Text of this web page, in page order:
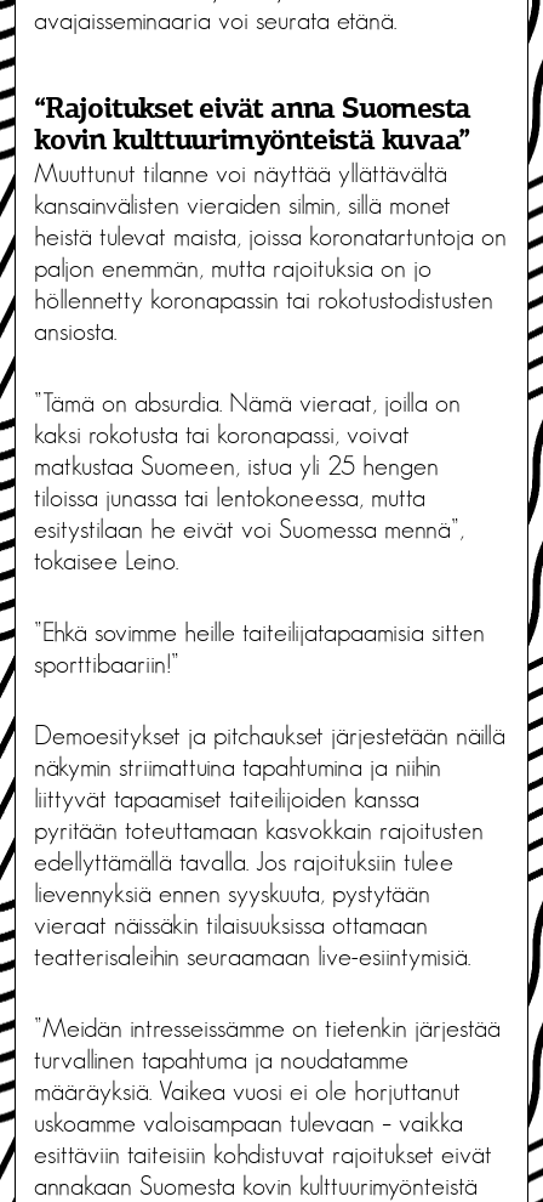
avajaisseminaaria voi seurata etänä.
“Rajoitukset eivät anna Suomesta
kovin kulttuurimyönteistä kuvaa”
Muuttunut tilanne voi näyttää yllättävältä
kansainvälisten vieraiden silmin, sillä monet
heistä tulevat maista, joissa koronatartuntoja on
paljon enemmän, mutta rajoituksia on jo
höllennetty koronapassin tai rokotustodistusten
ansiosta.
”Tämä on absurdia. Nämä vieraat, joilla on
kaksi rokotusta tai koronapassi, voivat
matkustaa Suomeen, istua yli 25 hengen
tiloissa junassa tai lentokoneessa, mutta
esitystilaan he eivät voi Suomessa mennä”,
tokaisee Leino.
”Ehkä sovimme heille taiteilijatapaamisia sitten
sporttibaariin!”
Demoesitykset ja pitchaukset järjestetään näillä
näkymin striimattuina tapahtumina ja niihin
liittyvät tapaamiset taiteilijoiden kanssa
pyritään toteuttamaan kasvokkain rajoitusten
edellyttämällä tavalla. Jos rajoituksiin tulee
lievennyksiä ennen syyskuuta, pystytään
vieraat näissäkin tilaisuuksissa ottamaan
teatterisaleihin seuraamaan live-esiintymisiä.
”Meidän intresseissämme on tietenkin järjestää
turvallinen tapahtuma ja noudatamme
määräyksiä. Vaikea vuosi ei ole horjuttanut
uskoamme valoisampaan tulevaan – vaikka
esittäviin taiteisiin kohdistuvat rajoitukset eivät
annakaan Suomesta kovin kulttuurimyönteistä